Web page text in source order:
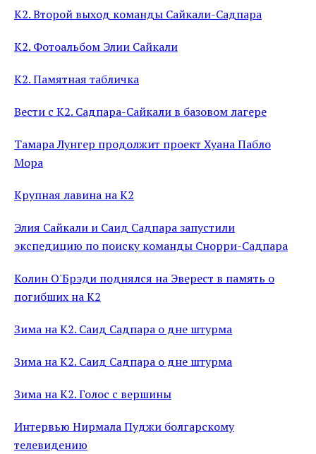
К2. Второй выход команды Сайкали-Садпара
К2. Фотоальбом Элии Сайкали
К2. Памятная табличка
Вести с К2. Садпара-Сайкали в базовом лагере
Тамара Лунгер продолжит проект Хуана Пабло
Мора
Крупная лавина на К2
Элия Сайкали и Саид Садпара запустили
экспедицию по поиску команды Снорри-Садпара
Колин О'Брэди поднялся на Эверест в память о
погибших на К2
Зима на К2. Саид Садпара о дне штурма
Зима на К2. Саид Садпара о дне штурма
Зима на K2. Голос с вершины
Интервью Нирмала Пуджи болгарскому
телевидению